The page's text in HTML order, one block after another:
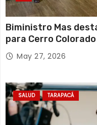
Biministro Mas
para Cerro Colorado
May 27, 2026
SALUD TARAPACÁ